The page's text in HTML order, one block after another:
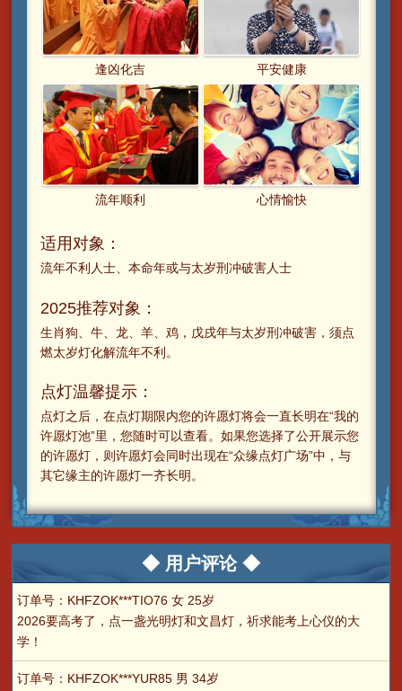
逢凶化吉 平安健康
流年顺利 心情愉快
适用对象：
流年不利人士、本命年或与太岁刑冲破害人士
2025推荐对象：
生肖狗、牛、龙、羊、鸡，戊戌年与太岁刑冲破害，须点
燃太岁灯化解流年不利。
点灯温馨提示：
点灯之后，在点灯期限内您的许愿灯将会一直长明在“我的
许愿灯池”里，您随时可以查看。如果您选择了公开展示您
的许愿灯，则许愿灯会同时出现在“众缘点灯广场”中，与
其它缘主的许愿灯一齐长明。
◆ 用户评论 ◆
订单号：KHFZOK***TIO76 女 25岁
2026要高考了，点一盏光明灯和文昌灯，祈求能考上心仪的大
学！
订单号：KHFZOK***YUR85 男 34岁